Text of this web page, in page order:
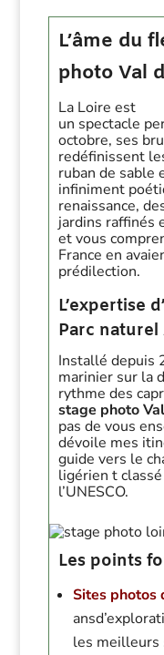
L’âme du
photo Val
La Loire est
un spectacle
octobre, ses
redéfinissent
ruban de sable
infiniment
renaissance,
jardins raffinés
et vous
France en
prédilection.
L’expertise
Parc
Installé depuis
marinier sur la
rythme des
stage photo
pas de vous
dévoile mes
guide vers le
ligérien t
l’UNESCO.
Les points
Sites photos
les meilleurs